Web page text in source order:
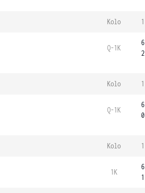
Kolo 1
Q-1K
6
2
Kolo 1
Q-1K
6
0
Kolo 1
1K
6
1